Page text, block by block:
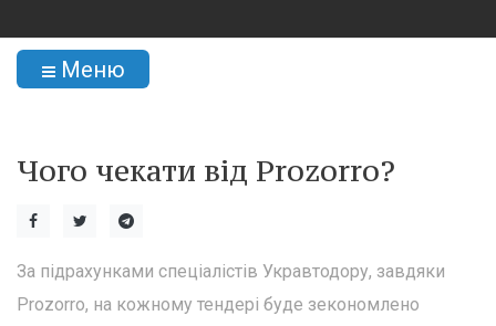
Меню
Чого чекати від Prozorro?
За підрахунками спеціалістів Укравтодору, завдяки
Prozorro, на кожному тендері буде зекономлено